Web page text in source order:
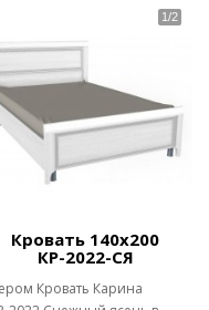
Кровать 140х200
КР-2022-СЯ
Кровать Карина